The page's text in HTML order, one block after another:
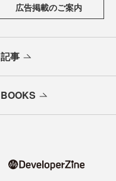
広告掲載のご案内
記事
BOOKS